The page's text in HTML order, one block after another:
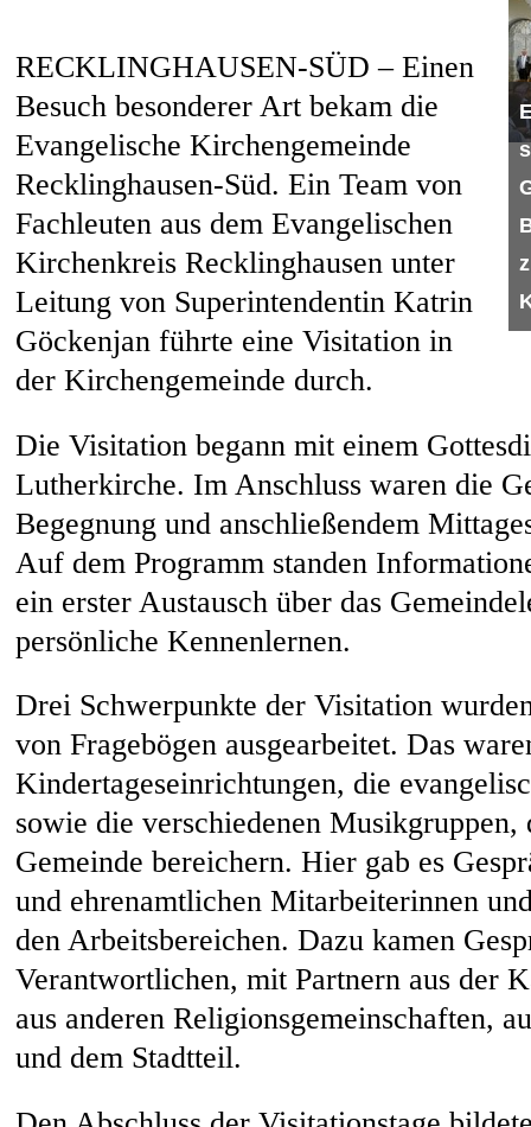
RECKLINGHAUSEN-SÜD – Einen
Besuch besonderer Art bekam die
Evangelische Kirchengemeinde
Recklinghausen-Süd. Ein Team von
Fachleuten aus dem Evangelischen
Kirchenkreis Recklinghausen unter
Leitung von Superintendentin Katrin
Göckenjan führte eine Visitation in
der Kirchengemeinde durch.
Die Visitation begann mit einem
Lutherkirche. Im Anschluss waren die
Begegnung und anschließendem
Auf dem Programm standen
ein erster Austausch über das
persönliche Kennenlernen.
Drei Schwerpunkte der Visitation
von Fragebögen ausgearbeitet. Das
Kindertageseinrichtungen, die
sowie die verschiedenen Musikgruppen,
Gemeinde bereichern. Hier gab es
und ehrenamtlichen Mitarbeiterinnen
den Arbeitsbereichen. Dazu kamen
Verantwortlichen, mit Partnern aus der
aus anderen Religionsgemeinschaften,
und dem Stadtteil.